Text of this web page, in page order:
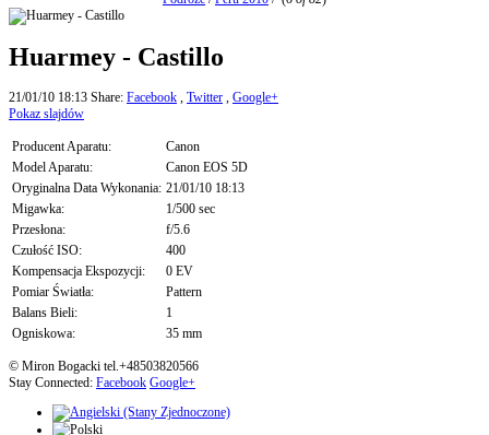
Huarmey - Castillo
21/01/10 18:13 Share: Facebook , Twitter , Google+
Pokaz slajdów
Producent Aparatu:
Canon
Model Aparatu:
Canon EOS 5D
Oryginalna Data Wykonania: 21/01/10 18:13
Migawka:
1/500 sec
Przesłona:
f/5.6
Czułość ISO:
400
Kompensacja Ekspozycji:
0 EV
Pomiar Światła:
Pattern
Balans Bieli:
1
Ogniskowa:
35 mm
© Miron Bogacki tel.+48503820566
Stay Connected: Facebook Google+